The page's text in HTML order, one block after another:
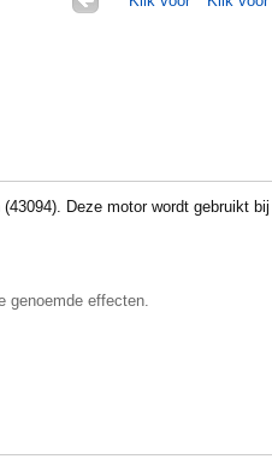
Deze motor wordt gebruikt
genoemde effecten.